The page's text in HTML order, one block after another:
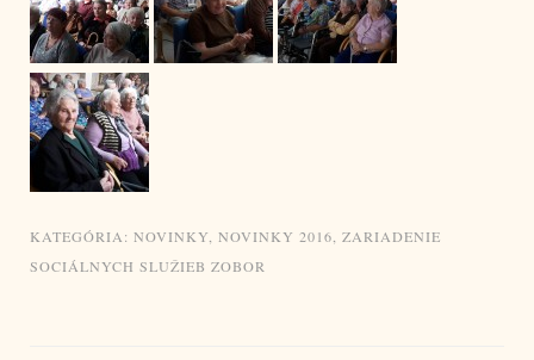
KATEGÓRIA: NOVINKY, NOVINKY 2016, ZARIADENIE
SOCIÁLNYCH SLUŽIEB ZOBOR